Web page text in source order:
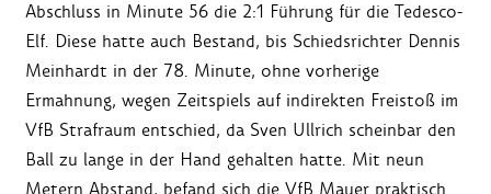
Abschluss in Minute 56 die 2:1 Führung für die Tedesco-
Elf. Diese hatte auch Bestand, bis Schiedsrichter Dennis
Meinhardt in der 78. Minute, ohne vorherige
Ermahnung, wegen Zeitspiels auf indirekten Freistoß im
VfB Strafraum entschied, da Sven Ullrich scheinbar den
Ball zu lange in der Hand gehalten hatte. Mit neun